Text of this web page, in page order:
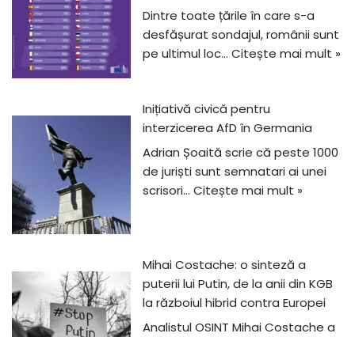
Dintre toate țările în care s-a
desfășurat sondajul, românii sunt
pe ultimul loc… Citește mai mult »
Inițiativă civică pentru
interzicerea AfD în Germania
Adrian Șoaită scrie că peste 1000
de juriști sunt semnatari ai unei
scrisori… Citește mai mult »
Mihai Costache: o sinteză a
puterii lui Putin, de la anii din KGB
la războiul hibrid contra Europei
Analistul OSINT Mihai Costache a